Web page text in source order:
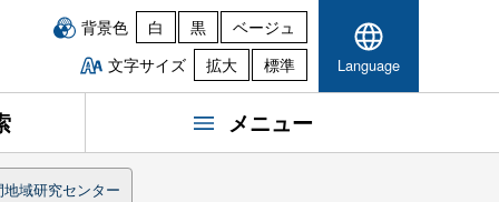
背景色 白 黒
ベージュ
文字サイズ
拡大 標準 Language
メニュー
域研究センター